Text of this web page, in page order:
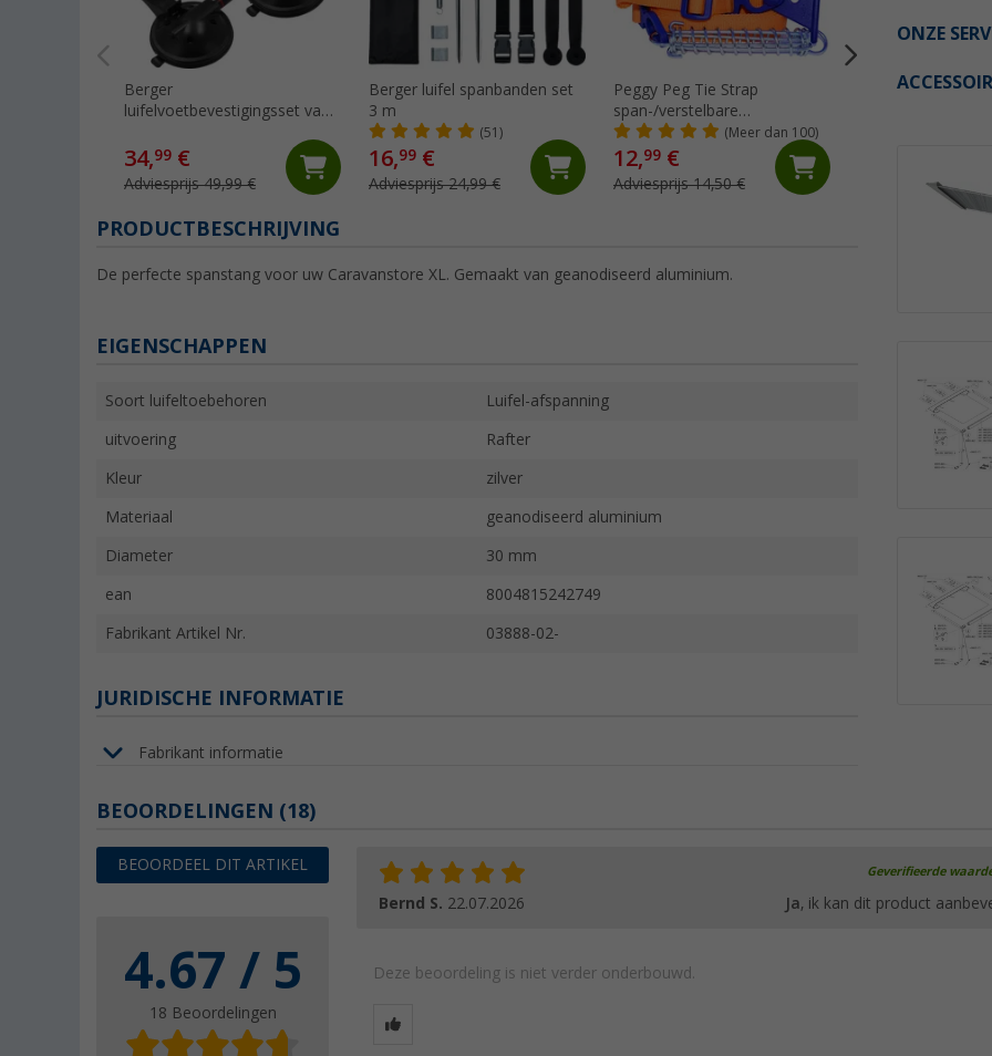
ONZE
Berger
luifelvoetbevestigingsset van
34,99 €
Adviesprijs 49,99 €
Berger luifel spanbanden set
3 m
(51)
16,99 €
Adviesprijs 24,99 €
Peggy Peg Tie Strap
span-/verstelbare
markeerriem
(Meer dan 100)
12,99 €
Adviesprijs 14,50 €
Thule Tension
Adviesprijs 65,- €
PRODUCTBESCHRIJVING
De perfecte spanstang voor uw Caravanstore XL. Gemaakt van geanodiseerd aluminium.
EIGENSCHAPPEN
Soort luifeltoebehoren Luifel-afspanning
uitvoering Rafter
Kleur zilver
Materiaal geanodiseerd aluminium
Diameter 30 mm
ean 8004815242749
Fabrikant Artikel Nr. 03888-02-
JURIDISCHE INFORMATIE
Fabrikant informatie
BEOORDELINGEN (18)
BEOORDEEL DIT ARTIKEL
4.67 / 5
18 Beoordelingen
Geverifieerde
Bernd S. 22.07.2026 Ja, ik kan dit product
Deze beoordeling is niet verder onderbouwd.